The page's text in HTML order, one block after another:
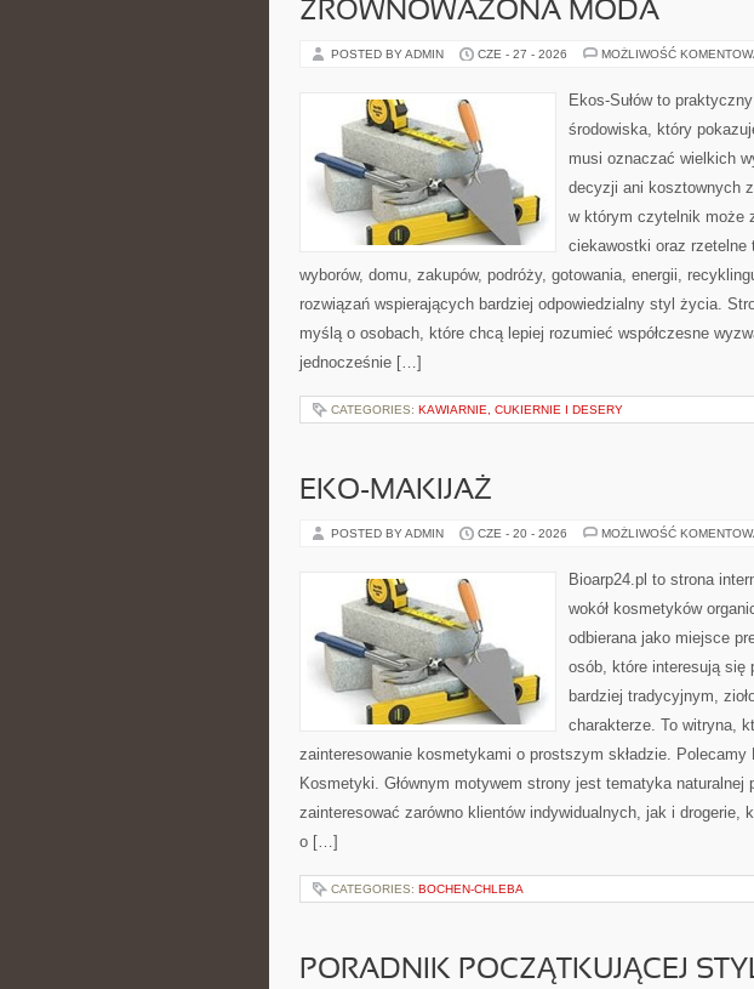
ZRÓWNOWAŻONA MODA
POSTED BY ADMIN CZE - 27 - 2026 MOŻLIWOŚĆ
Ekos-Sułów to
środowiska, który
musi oznaczać wielkich
decyzji ani kosztownych
w którym czytelnik może
ciekawostki oraz
wyborów, domu, zakupów, podróży, gotowania, energii,
rozwiązań wspierających bardziej odpowiedzialny styl życia.
myślą o osobach, które chcą lepiej rozumieć współczesne
jednocześnie […]
CATEGORIES: KAWIARNIE, CUKIERNIE I DESERY
EKO-MAKIJAŻ
POSTED BY ADMIN CZE - 20 - 2026 MOŻLIWOŚĆ
Bioarp24.pl to strona
wokół kosmetyków
odbierana jako miejsce
osób, które interesują się
bardziej tradycyjnym,
charakterze. To witryna,
zainteresowanie kosmetykami o prostszym składzie. Polecamy
Kosmetyki. Głównym motywem strony jest tematyka naturalnej
zainteresować zarówno klientów indywidualnych, jak i drogerie,
o […]
CATEGORIES: BOCHEN-CHLEBA
PORADNIK POCZĄTKUJĄCEJ